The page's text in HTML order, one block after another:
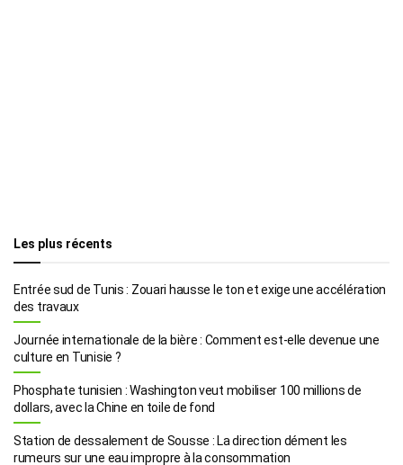
Les plus récents
Entrée sud de Tunis : Zouari hausse le ton et exige une accélération
des travaux
Journée internationale de la bière : Comment est-elle devenue une
culture en Tunisie ?
Phosphate tunisien : Washington veut mobiliser 100 millions de
dollars, avec la Chine en toile de fond
Station de dessalement de Sousse : La direction dément les
rumeurs sur une eau impropre à la consommation